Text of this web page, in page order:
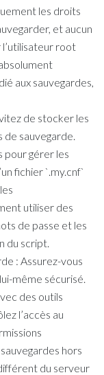
les droits
et aucun
root
aux sauvegardes,
de stocker les
de sauvegarde.
pour gérer les
fichier `.my.cnf`
utiliser des
de passe et les
du script.
: Assurez-vous
même sécurisé.
des outils
l’accès au
hors
du serveur